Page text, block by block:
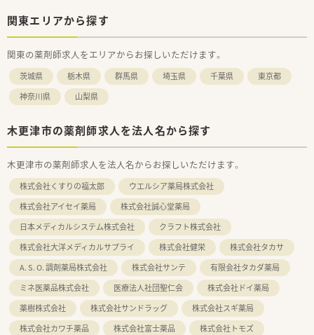
関東エリアから探す
関東の薬剤師求人をエリアからお探しいただけます。
茨城県 栃木県 群馬県 埼玉県 千葉県
東京都
神奈川県
山梨県
木更津市の薬剤師求人を法人名から探す
木更津市の薬剤師求人を法人名からお探しいただけます。
株式会社くすりの福太郎
ウエルシア薬局株式会社
株式会社アイセイ薬局
株式会社誠心堂薬局
日本メディカルシステム株式会社
クラフト株式会社
株式会社大洋メディカルサプライ
株式会社健栄
株式会社タカサ
A. S. O. 調剤薬局株式会社
株式会社サンテ
有限会社タカダ薬局
ミネ医薬品株式会社
医療法人社団聖仁会
株式会社ドイ薬局
薬樹株式会社
株式会社サンドラッグ
株式会社スギ薬局
株式会社カワチ薬品
株式会社富士薬品
株式会社トモズ